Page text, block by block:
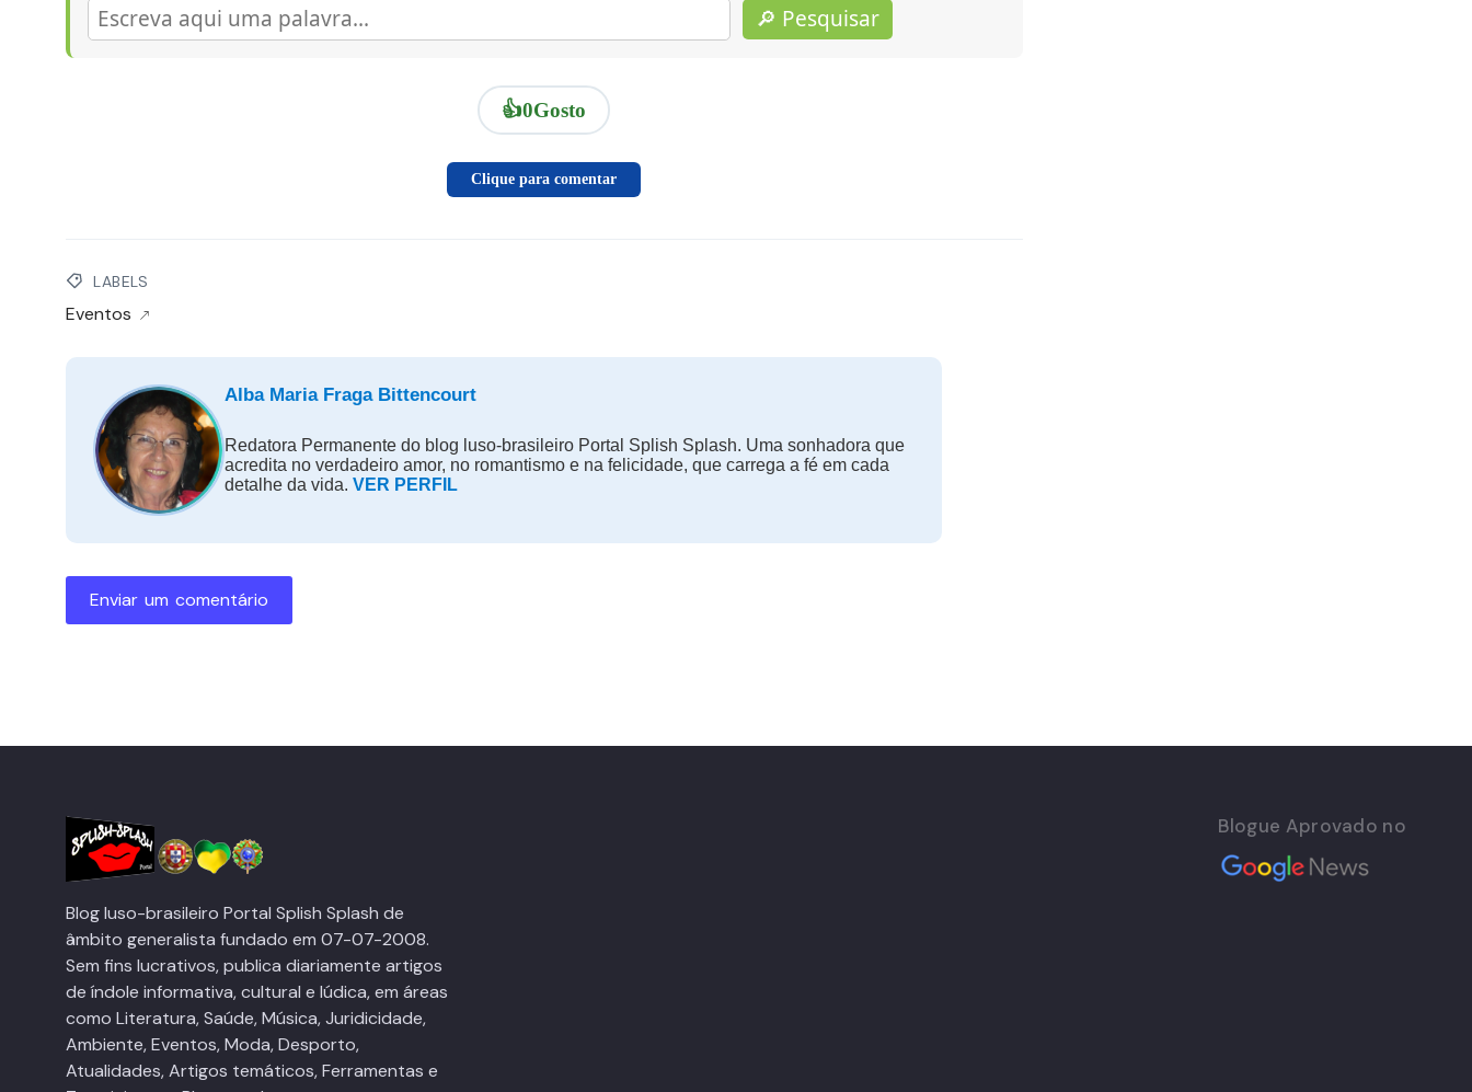
🔎 Pesquisar
👍0Gosto
Clique para comentar
LABELS
Eventos
Alba Maria Fraga Bittencourt
Redatora Permanente do blog luso-brasileiro Portal Splish Splash. Uma sonhadora que
acredita no verdadeiro amor, no romantismo e na felicidade, que carrega a fé em cada
detalhe da vida. VER PERFIL
Enviar um comentário
Blog luso-brasileiro Portal Splish Splash de
âmbito generalista fundado em 07-07-2008.
Sem fins lucrativos, publica diariamente artigos
de índole informativa, cultural e lúdica, em áreas
como Literatura, Saúde, Música, Juridicidade,
Ambiente, Eventos, Moda, Desporto,
Atualidades, Artigos temáticos, Ferramentas e
Blogue Aprovado no